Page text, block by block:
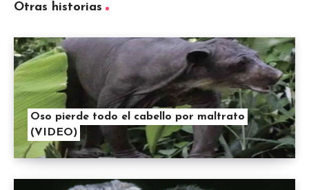
Otras historias
Oso pierde todo el cabello por maltrato
(VIDEO)